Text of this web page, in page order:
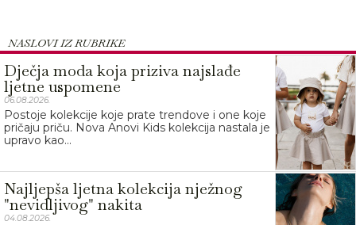
NASLOVI IZ RUBRIKE
Dječja moda koja priziva najslađe
ljetne uspomene
06.08.2026.
Postoje kolekcije koje prate trendove i one koje
pričaju priču. Nova Anovi Kids kolekcija nastala je
upravo kao...
Najljepša ljetna kolekcija nježnog
"nevidljivog" nakita
04.08.2026.